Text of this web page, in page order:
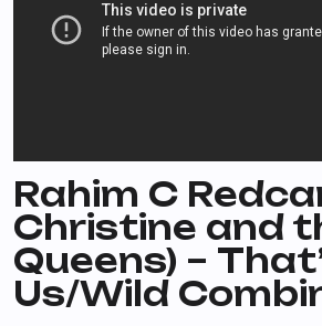
Rahim C
Christine and
Queens) –
Us/Wild